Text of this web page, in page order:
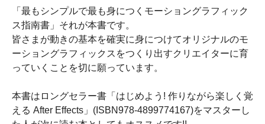
「最もシンプルで最も身につくモーショングラフィック
ス指南書」それが本書です。
皆さまが動きの基本を確実に身につけてオリジナルのモ
ーショングラフィックスをつくり出すクリエイターに育
っていくことを切に願っています。
本書はロングセラー書「はじめよう! 作りながら楽しく覚
える After Effects」(ISBN978-4899774167)をマスターし